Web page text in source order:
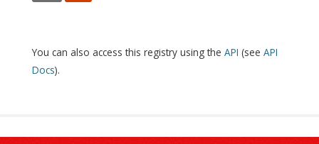
You can also access this registry using the API (see API
Docs).